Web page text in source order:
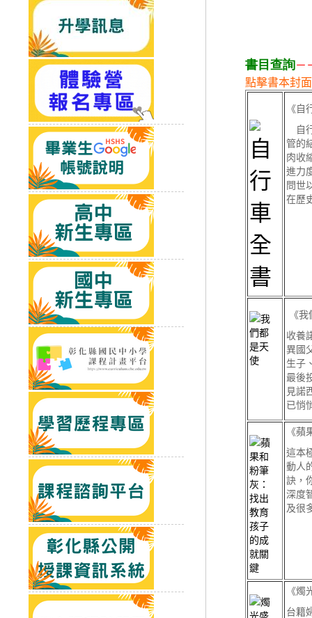
書目查詢－
點擊書本封
《自
自
管的
肉收
進力
問世
在歷
《
收養
異國
生子
最後
見諾
已悄
《蘋
這本
動人
訣，
深度
及很
《
台籍